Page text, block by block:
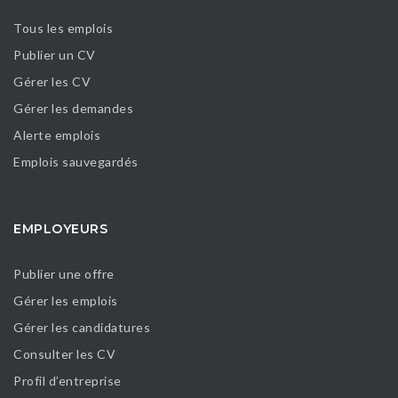
Tous les emplois
Publier un CV
Gérer les CV
Gérer les demandes
Alerte emplois
Emplois sauvegardés
EMPLOYEURS
Publier une offre
Gérer les emplois
Gérer les candidatures
Consulter les CV
Profil d’entreprise